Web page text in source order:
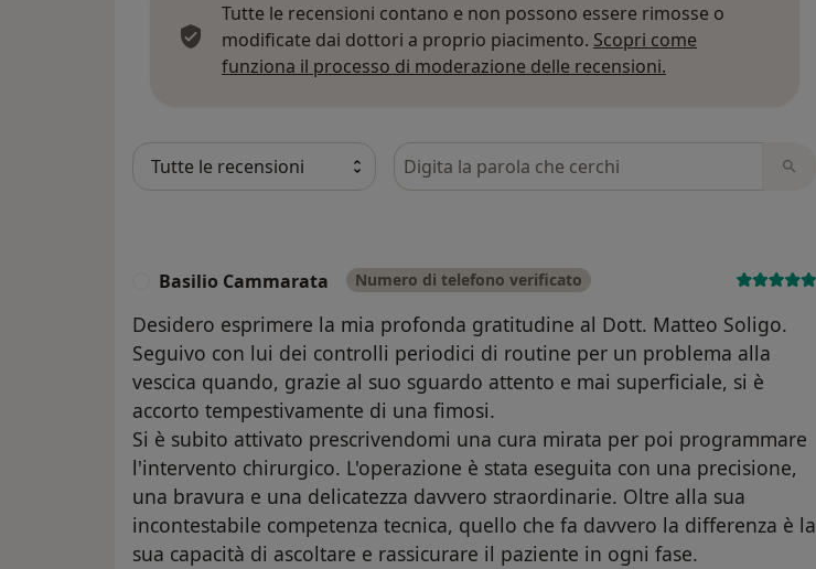
Tutte le recensioni contano e non possono essere rimosse o
modificate dai dottori a proprio piacimento. Scopri come
funziona il processo di moderazione delle recensioni.
Cerca nelle recensioni
Basilio Cammarata Numero di telefono verificato
Desidero esprimere la mia profonda gratitudine al Dott. Matteo Soligo.
Seguivo con lui dei controlli periodici di routine per un problema alla
vescica quando, grazie al suo sguardo attento e mai superficiale, si è
accorto tempestivamente di una fimosi.
Si è subito attivato prescrivendomi una cura mirata per poi programmare
l'intervento chirurgico. L'operazione è stata eseguita con una precisione,
una bravura e una delicatezza davvero straordinarie. Oltre alla sua
incontestabile competenza tecnica, quello che fa davvero la differenza è la
sua capacità di ascoltare e rassicurare il paziente in ogni fase.